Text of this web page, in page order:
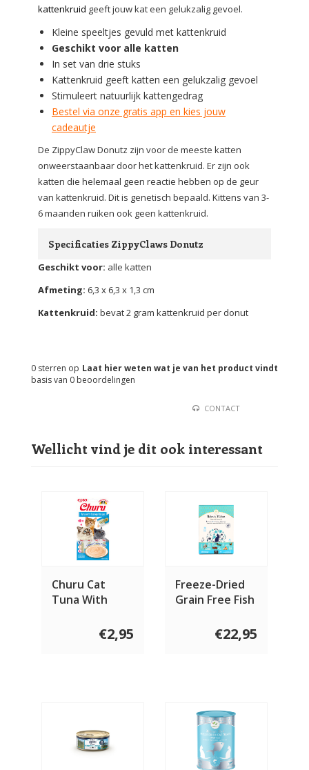
kattenkruid geeft jouw kat een gelukzalig gevoel.
Kleine speeltjes gevuld met kattenkruid
Geschikt voor alle katten
In set van drie stuks
Kattenkruid geeft katten een gelukzalig gevoel
Stimuleert natuurlijk kattengedrag
Bestel via onze gratis app en kies jouw
cadeautje
De ZippyClaw Donutz zijn voor de meeste katten
onweerstaanbaar door het kattenkruid. Er zijn ook
katten die helemaal geen reactie hebben op de geur
van kattenkruid. Dit is genetisch bepaald. Kittens van 3-
6 maanden ruiken ook geen kattenkruid.
Specificaties ZippyClaws Donutz
Geschikt voor: alle katten
Afmeting: 6,3 x 6,3 x 1,3 cm
Kattenkruid: bevat 2 gram kattenkruid per donut
Laat hier weten wat je van het product vindt
0 sterren op
basis van 0 beoordelingen
CONTACT
Wellicht vind je dit ook interessant
Churu Cat
Tuna With
€2,95
Freeze-Dried
Grain Free Fish
€22,95